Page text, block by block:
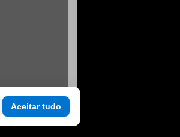
Aceitar tudo